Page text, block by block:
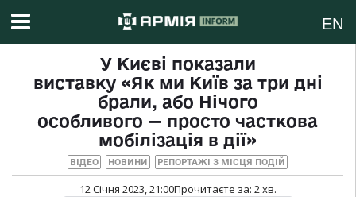
EN
У Києві показали
виставку «Як ми Київ за три дні
брали, або Нічого
особливого — просто часткова
мобілізація в дії»
ВІДЕО НОВИНИ РЕПОРТАЖІ З МІСЦЯ ПОДІЙ
12 Січня 2023, 21:00Прочитаєте за: 2хв.